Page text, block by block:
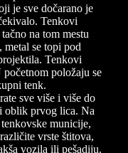
je sve dočarano je
Tenkovi
na tom mestu
metal se topi pod
Tenkovi
položaju se
tenk.
sve više i više do
oblik prvog lica. Na
municije,
vrste štitova,
vozila ili pešadiju.